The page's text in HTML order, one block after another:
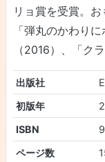
リョ賞を受賞。お
「弾丸のかわり
（2016）、「ク
出版社
初版年
ISBN
ページ数